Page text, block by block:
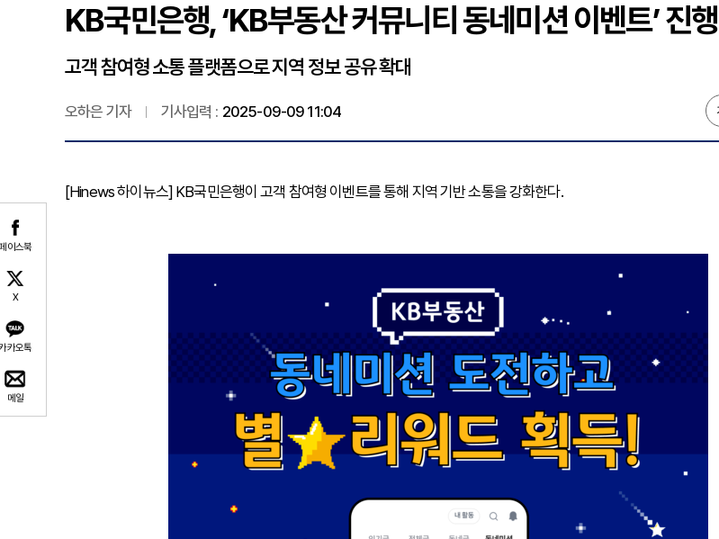
이스북
X
카오톡
메일
KB국민은행, ‘KB부동산 커뮤니티 동네미션 이벤트’ 진행
고객 참여형 소통 플랫폼으로 지역 정보 공유 확대
오하은 기자 기사입력 : 2025-09-09 11:04
[Hinews 하이뉴스] KB국민은행이 고객 참여형 이벤트를 통해 지역 기반 소통을 강화한다.